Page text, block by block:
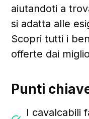
aiutandoti a
si adatta alle
Scopri tutti i
offerte dai
Punti
I cavalcabili